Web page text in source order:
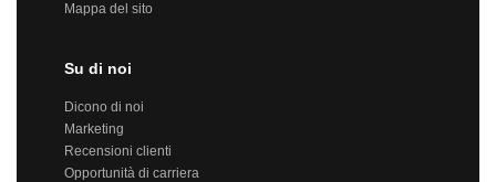
Mappa del sito
Su di noi
Dicono di noi
Marketing
Recensioni clienti
Opportunità di carriera